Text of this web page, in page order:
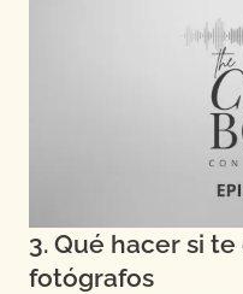
3. Qué hacer si
fotógrafos